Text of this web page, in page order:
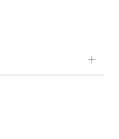
+